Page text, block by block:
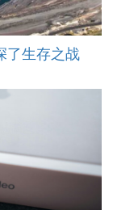
了生存之战